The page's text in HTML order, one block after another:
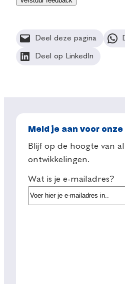
Deel deze pagina
Deel op LinkedIn
Meld je aan voor
Blijf op de hoogte van
ontwikkelingen.
Wat is je e-mailadres?